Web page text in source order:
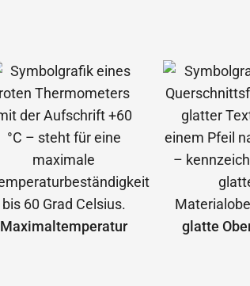
Maximal­temperatur
glatte